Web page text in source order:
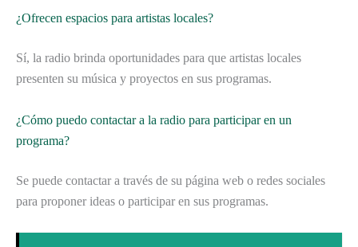
¿Ofrecen espacios para artistas locales?
Sí, la radio brinda oportunidades para que artistas locales
presenten su música y proyectos en sus programas.
¿Cómo puedo contactar a la radio para participar en un
programa?
Se puede contactar a través de su página web o redes sociales
para proponer ideas o participar en sus programas.